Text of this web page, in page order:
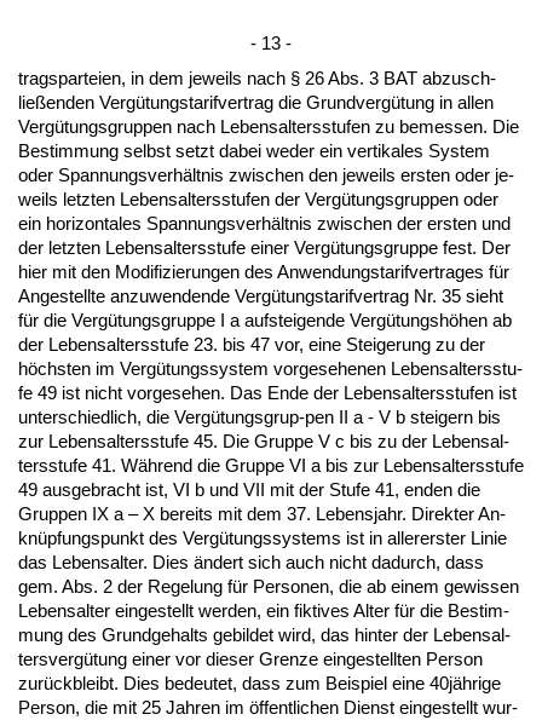
- 13 -
trags­par­tei­en, in dem je­weils nach § 26 Abs. 3 BAT ab­zu­sch­
ließen­den Vergütungs­ta­rif­ver­trag die Grund­vergütung in al­len
Vergütungs­grup­pen nach Le­bens­al­ters­stu­fen zu be­mes­sen. Die
Be­stim­mung selbst setzt da­bei we­der ein ver­ti­ka­les Sys­tem
oder Span­nungs­verhält­nis zwi­schen den je­weils ers­ten oder je­
weils letz­ten Le­bens­al­ters­stu­fen der Vergütungs­grup­pen oder
ein ho­ri­zon­ta­les Span­nungs­verhält­nis zwi­schen der ers­ten und
der letz­ten Le­bens­al­ters­stu­fe ei­ner Vergütungs­grup­pe fest. Der
hier mit den Mo­di­fi­zie­run­gen des An­wen­dungs­ta­rif­ver­tra­ges für
An­ge­stell­te an­zu­wen­den­de Vergütungs­ta­rif­ver­trag Nr. 35 sieht
für die Vergütungs­grup­pe I a auf­stei­gen­de Vergütungshöhen ab
der Le­bens­al­ters­stu­fe 23. bis 47 vor, ei­ne Stei­ge­rung zu der
höchs­ten im Vergütungs­sys­tem vor­ge­se­he­nen Le­bens­al­ters­stu­
fe 49 ist nicht vor­ge­se­hen. Das En­de der Le­bens­al­ters­stu­fen ist
un­ter­schied­lich, die Vergütungs­grup-pen II a - V b stei­gern bis
zur Le­bens­al­ters­stu­fe 45. Die Grup­pe V c bis zu der Le­bens­al­
ters­stu­fe 41. Während die Grup­pe VI a bis zur Le­bens­al­ters­stu­fe
49 aus­ge­bracht ist, VI b und VII mit der Stu­fe 41, en­den die
Grup­pen IX a – X be­reits mit dem 37. Le­bens­jahr. Di­rek­ter An-
knüpfungs­punkt des Vergütungs­sys­tems ist in al­ler­ers­ter Li­nie
das Le­bens­al­ter. Dies ändert sich auch nicht da­durch, dass
gem. Abs. 2 der Re­ge­lung für Per­so­nen, die ab ei­nem ge­wis­sen
Le­bens­al­ter ein­ge­stellt wer­den, ein fik­ti­ves Al­ter für die Be­stim­
mung des Grund­ge­halts ge­bil­det wird, das hin­ter der Le­bens­al­
ters­vergütung ei­ner vor die­ser Gren­ze ein­ge­stell­ten Per­son
zurück­bleibt. Dies be­deu­tet, dass zum Bei­spiel ei­ne 40jähri­ge
Per­son, die mit 25 Jah­ren im öffent­li­chen Dienst ein­ge­stellt wur­